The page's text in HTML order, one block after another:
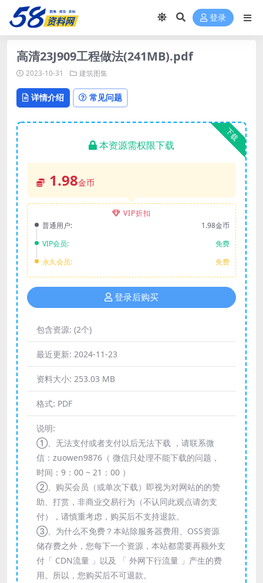
登录
高清23J909工程做法(241MB).pdf
2023-10-31 建筑图集
详情介绍 常见问题
下载
本资源需权限下载
1.98金币
VIP折扣
普通用户:
1.98金币
VIP会员:
免费
永久会员:
免费
登录后购买
包含资源: (2个)
最近更新: 2024-11-23
资料大小: 253.03 MB
格式: PDF
说明:
①、无法支付或者支付以后无法下载 ，请联系微
信：zuowen9876（ 微信只处理不能下载的问题，
时间：9：00 ~ 21：00 ）
②、购买会员（或单次下载）即视为对网站的的赞
助、打赏，非商业交易行为（不认同此观点请勿支
付），请慎重考虑，购买后不支持退款。
③、为什么不免费？本站除服务器费用、OSS资源
储存费之外，您每下一个资源，本站都需要再额外支
付「 CDN流量 」以及 「 外网下行流量 」产生的费
用。所以，您购买后不可退款。